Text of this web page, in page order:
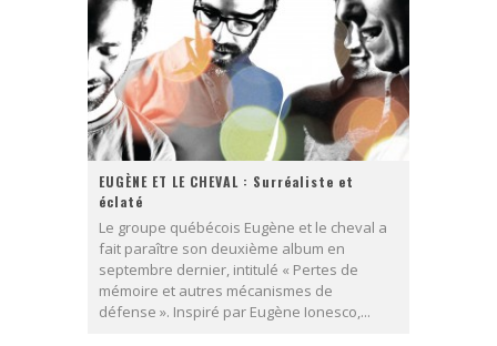
EUGÈNE ET LE CHEVAL : Surréaliste et
éclaté
Le groupe québécois Eugène et le cheval a
fait paraître son deuxième album en
septembre dernier, intitulé « Pertes de
mémoire et autres mécanismes de
défense ». Inspiré par Eugène Ionesco,...